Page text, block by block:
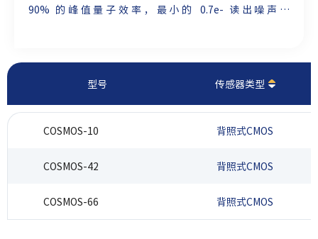
90% 的峰值量子效率，最小的 0.7e- 读出噪声和
型号 传感器类型
COSMOS-10 背照式CMOS
COSMOS-42 背照式CMOS
COSMOS-66 背照式CMOS